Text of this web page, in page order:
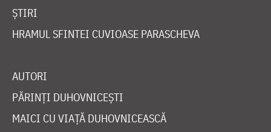
ȘTIRI
HRAMUL SFINTEI CUVIOASE PARASCHEVA
AUTORI
PĂRINȚI DUHOVNICEȘTI
MAICI CU VIAȚĂ DUHOVNICEASCĂ